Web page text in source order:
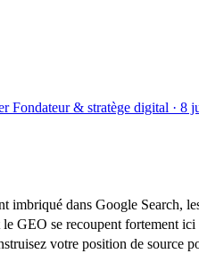
Fondateur & stratège digital · 8
imbriqué dans Google Search,
GEO se recoupent fortement
votre position de source